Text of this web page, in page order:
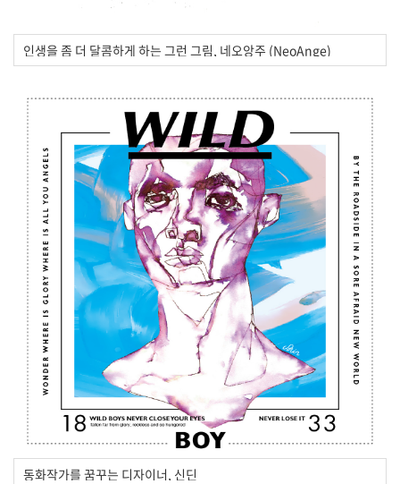
인생을 좀 더 달콤하게 하는 그런 그림, 네오앙주 (NeoAnge)
동화작가를 꿈꾸는 디자이너, 신딘